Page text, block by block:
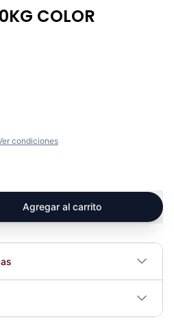
COLOR
condiciones
Agregar al carrito
No